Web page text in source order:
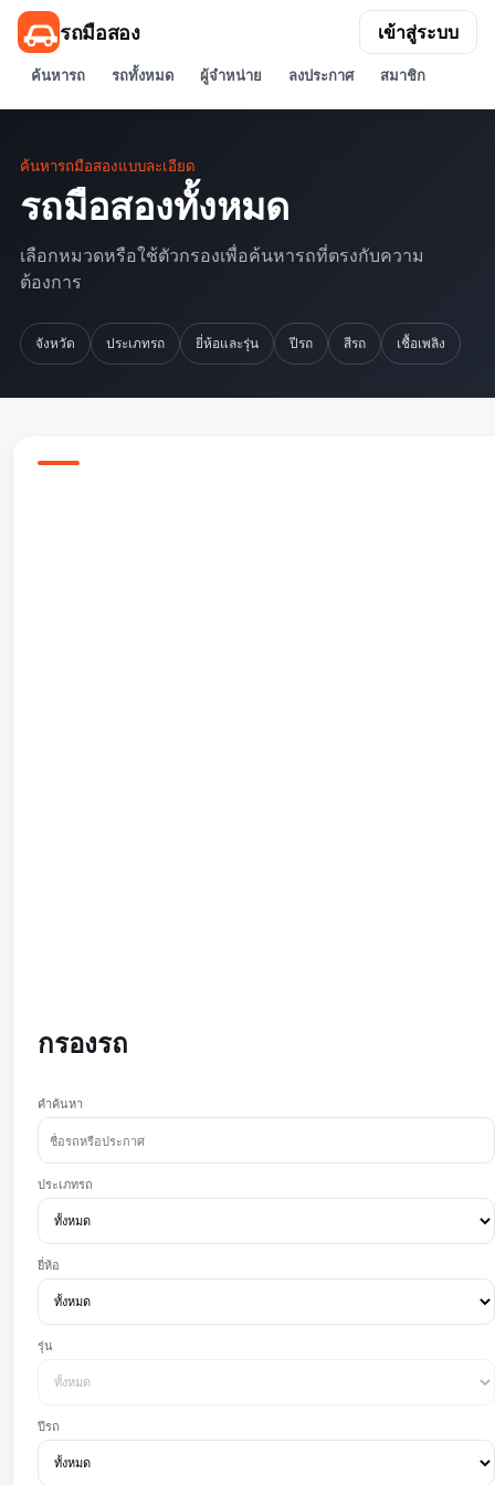
รถมือสอง
ค้นหารถ รถทั้งหมด ผู้จำหน่าย ลงประกาศ สมาชิก
เข้าสู่ระบบ
ค้นหารถมือสองแบบละเอียด
รถมือสองทั้งหมด
เลือกหมวดหรือใช้ตัวกรองเพื่อค้นหารถที่ตรงกับความ
ต้องการ
จังหวัด ประเภทรถ ยี่ห้อและรุ่น ปีรถ สีรถ เชื้อเพลิง
กรองรถ
คำค้นหา
ประเภทรถ
ยี่ห้อ
รุ่น
ปีรถ